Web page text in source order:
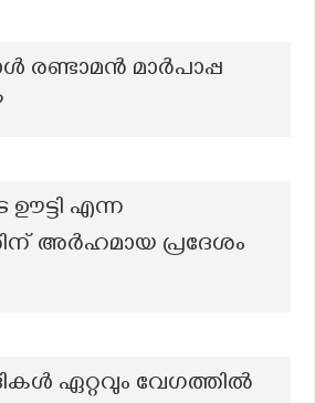
മാർപാപ്പ
ഊട്ടി എന്ന
അർഹമായ പ്രദേശം
ഏറ്റവും വേഗത്തിൽ